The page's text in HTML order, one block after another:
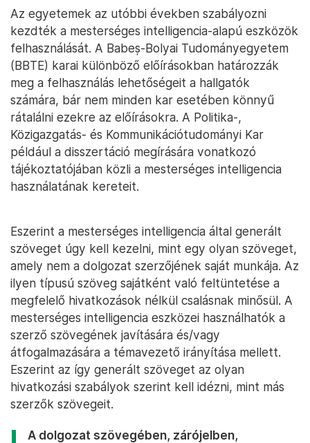
Az egyetemek az utóbbi években szabályozni
kezdték a mesterséges intelligencia-alapú eszközök
felhasználását. A Babeș-Bolyai Tudományegyetem
(BBTE) karai különböző előírásokban határozzák
meg a felhasználás lehetőségeit a hallgatók
számára, bár nem minden kar esetében könnyű
rátalálni ezekre az előírásokra. A Politika-,
Közigazgatás- és Kommunikációtudományi Kar
például a disszertáció megírására vonatkozó
tájékoztatójában közli a mesterséges intelligencia
használatának kereteit.
Eszerint a mesterséges intelligencia által generált
szöveget úgy kell kezelni, mint egy olyan szöveget,
amely nem a dolgozat szerzőjének saját munkája. Az
ilyen típusú szöveg sajátként való feltüntetése a
megfelelő hivatkozások nélkül csalásnak minősül. A
mesterséges intelligencia eszközei használhatók a
szerző szövegének javítására és/vagy
átfogalmazására a témavezető irányítása mellett.
Eszerint az így generált szöveget az olyan
hivatkozási szabályok szerint kell idézni, mint más
szerzők szövegeit.
A dolgozat szövegében, zárójelben,